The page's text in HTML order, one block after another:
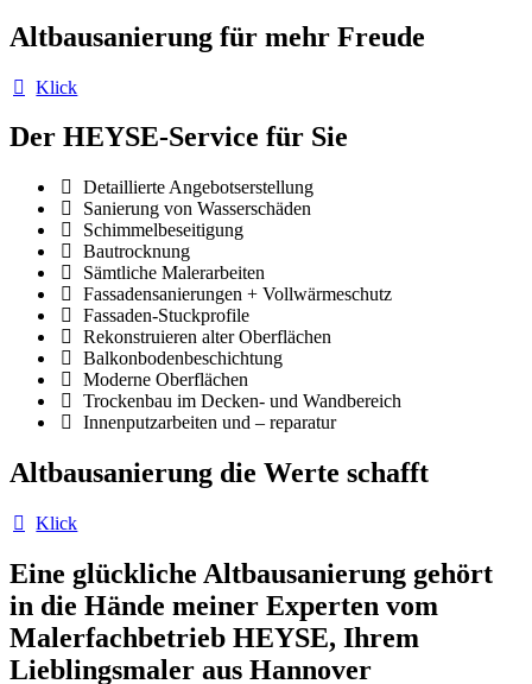
Altbausanierung für mehr Freude
Klick
Der HEYSE-Service für Sie
Detaillierte Angebotserstellung
Sanierung von Wasserschäden
Schimmelbeseitigung
Bautrocknung
Sämtliche Malerarbeiten
Fassadensanierungen + Vollwärmeschutz
Fassaden-Stuckprofile
Rekonstruieren alter Oberflächen
Balkonbodenbeschichtung
Moderne Oberflächen
Trockenbau im Decken- und Wandbereich
Innenputzarbeiten und – reparatur
Altbausanierung die Werte schafft
Klick
Eine glückliche Altbausanierung gehört
in die Hände meiner Experten vom
Malerfachbetrieb HEYSE, Ihrem
Lieblingsmaler aus Hannover